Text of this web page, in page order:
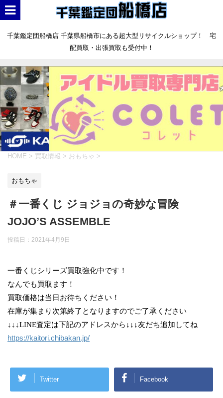
千葉鑑定団船橋店 千葉県船橋市にある超大型リサイクルショップ！ 宅
配買取・出張買取も受付中！
HOME > 買取情報 > おもちゃ >
おもちゃ
＃一番くじ ジョジョの奇妙な冒険
JOJO’S ASSEMBLE
投稿日： 2021年4月9日
一番くじシリーズ買取強化中です！
なんでも買取ます！
買取価格は当日お待ちください！
在庫が集まり次第終了となりますのでご了承ください
↓↓↓LINE査定は下記のアドレスから↓↓↓友だち追加してね
https://kaitori.chibakan.jp/
Twitter Facebook